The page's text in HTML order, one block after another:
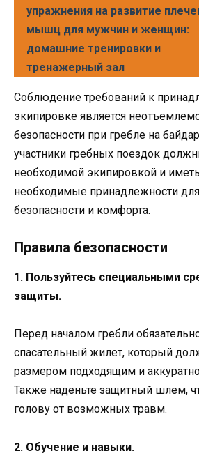
упражнения на развитие
мышц для мужчин и женщин:
домашние тренировки и
тренажерный зал
Соблюдение требований к
экипировке является
безопасности при гребле на
участники гребных поездок
необходимой экипировкой и
необходимые принадлежности
безопасности и комфорта.
Правила безопасности
1. Пользуйтесь специальными
защиты.
Перед началом гребли
спасательный жилет, который
размером подходящим и аккуратно
Также наденьте защитный шлем,
голову от возможных травм.
2. Обучение и навыки.